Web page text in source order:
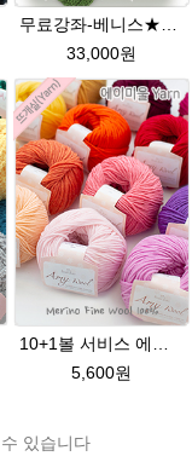
무료강좌-베니스★그레이스메리노울 털실 목도리뜨기 뜨개질
33,000원
5,600원
있습니다